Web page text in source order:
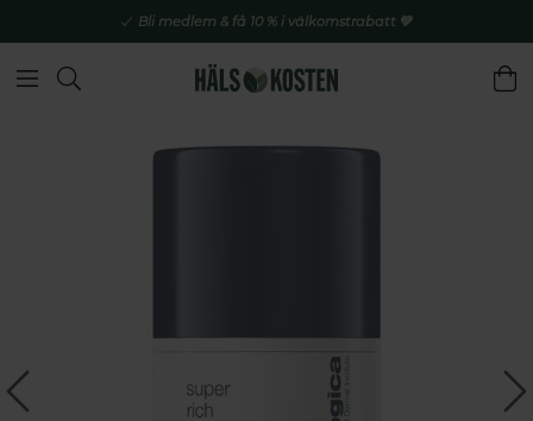
Bli medlem & få 10 % i välkomstrabatt 💚